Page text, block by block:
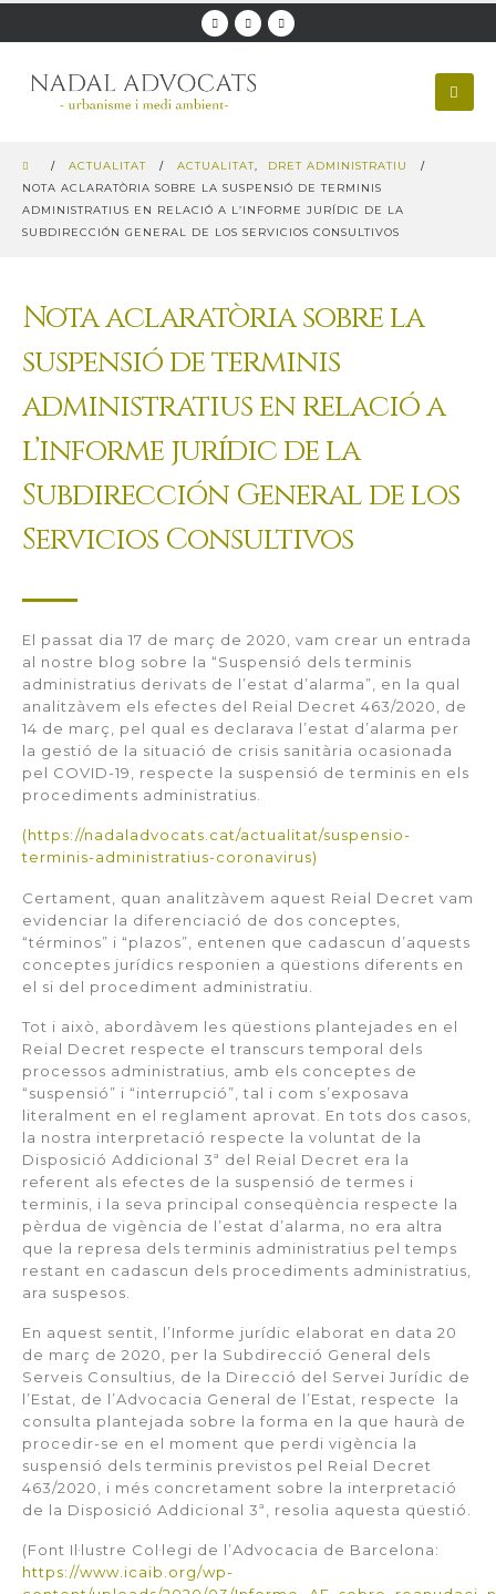
ACTUALITAT ACTUALITAT
DRET ADMINISTRATIU
NOTA ACLARATÒRIA SOBRE LA SUSPENSIÓ DE TERMINIS
ADMINISTRATIUS EN RELACIÓ A L’INFORME JURÍDIC DE LA
SUBDIRECCIÓN GENERAL DE LOS SERVICIOS CONSULTIVOS
Nota aclaratòria sobre la
suspensió de terminis
administratius en relació a
l’informe jurídic de la
Subdirección General de los
Servicios Consultivos
El passat dia 17 de març de 2020, vam crear un entrada
al nostre blog sobre la “Suspensió dels terminis
administratius derivats de l’estat d’alarma”, en la qual
analitzàvem els efectes del Reial Decret 463/2020, de
14 de març, pel qual es declarava l’estat d’alarma per
la gestió de la situació de crisis sanitària ocasionada
pel COVID-19, respecte la suspensió de terminis en els
procediments administratius.
(https://nadaladvocats.cat/actualitat/suspensio-
terminis-administratius-coronavirus)
Certament, quan analitzàvem aquest Reial Decret vam
evidenciar la diferenciació de dos conceptes,
“términos” i “plazos”, entenen que cadascun d’aquests
conceptes jurídics responien a qüestions diferents en
el si del procediment administratiu.
Tot i això, abordàvem les qüestions plantejades en el
Reial Decret respecte el transcurs temporal dels
processos administratius, amb els conceptes de
“suspensió” i “interrupció”, tal i com s’exposava
literalment en el reglament aprovat. En tots dos casos,
la nostra interpretació respecte la voluntat de la
Disposició Addicional 3ª del Reial Decret era la
referent als efectes de la suspensió de termes i
terminis, i la seva principal conseqüència respecte la
pèrdua de vigència de l’estat d’alarma, no era altra
que la represa dels terminis administratius pel temps
restant en cadascun dels procediments administratius,
ara suspesos.
En aquest sentit, l’Informe jurídic elaborat en data 20
de març de 2020, per la Subdirecció General dels
Serveis Consultius, de la Direcció del Servei Jurídic de
l’Estat, de l’Advocacia General de l’Estat, respecte la
consulta plantejada sobre la forma en la que haurà de
procedir-se en el moment que perdi vigència la
suspensió dels terminis previstos pel Reial Decret
463/2020, i més concretament sobre la interpretació
de la Disposició Addicional 3ª, resolia aquesta qüestió.
(Font Il·lustre Col·legi de l’Advocacia de Barcelona:
https://www.icaib.org/wp-